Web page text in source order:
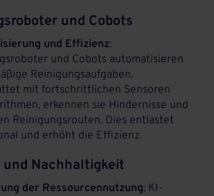
und Cobots
und Effizienz:
und Cobots automatisieren
Reinigungsaufgaben.
mit fortschrittlichen Sensoren
erkennen sie Hindernisse und
Reinigungsrouten. Dies entlastet
und erhöht die Effizienz.
Nachhaltigkeit
der Ressourcennutzung: KI-